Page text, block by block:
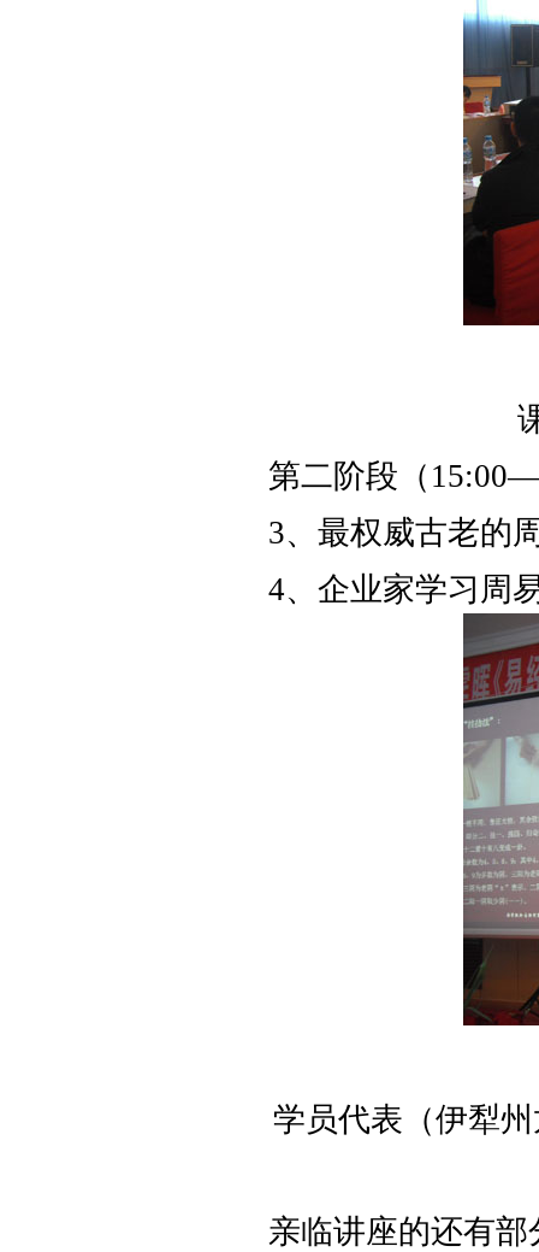
第二阶段（
3、最权威古老的
4、企业家学习周
学员代表（伊犁
亲临讲座的还有